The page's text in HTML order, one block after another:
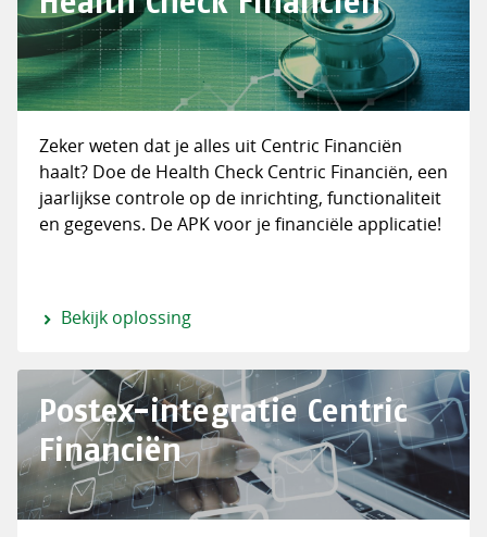
Zeker weten dat je alles uit Centric Financiën
haalt? Doe de Health Check Centric Financiën, een
jaarlijkse controle op de inrichting, functionaliteit
en gegevens. De APK voor je financiële applicatie!
Bekijk oplossing
Postex-integratie Centric
Financiën